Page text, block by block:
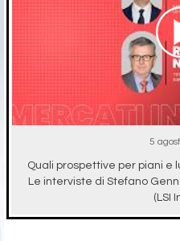
5
Quali prospettive per piani e
Le interviste di Stefano
(LSI